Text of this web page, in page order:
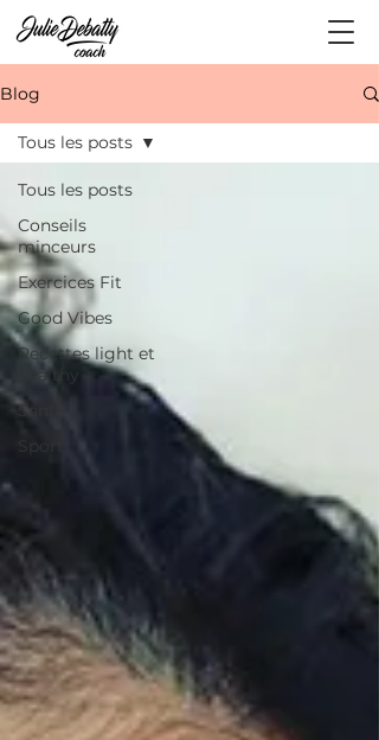
Blog
Tous les posts
Conseils
minceurs
Exercices Fit
Good Vibes
Recettes light et
healthy
Santé
Tous les posts